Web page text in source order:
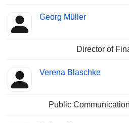
Georg Müller
Director of
Verena Blaschke
Public